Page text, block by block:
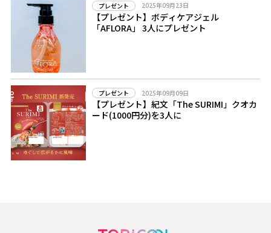
プレゼント 2025年09月23日
【プレゼント】ボディケアジェル
「AFLORA」 3人にプレゼント
プレゼント 2025年09月09日
【プレゼント】紀文「The SURIMI」クオカ
ード(1000円分)を3人に